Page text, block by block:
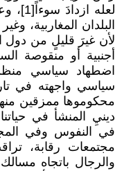
لعله
البلدان المغاربية،
لأن غيرَ قليلٍ من دول
أجنبية أو منقوصة
اضطهاد سياسي
سياسي واجهته في
محكوموها ممزقين
دينيِ المنشأ في
في النفوس وفي
مجتمعات رقابة،